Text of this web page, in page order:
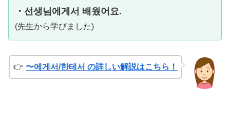
・선생님에게서 배웠어요.
(先生から学びました)
👉 〜에게서/한테서 の詳しい解説はこちら！